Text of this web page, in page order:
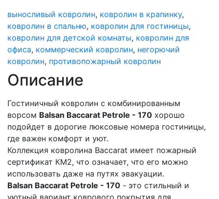
выносливый ковролин, ковролин в крапинку,
ковролин в спальню, ковролин для гостиницы,
ковролин для детской комнаты, ковролин для
офиса, коммерческий ковролин, негорючий
ковролин, противопожарный ковролин
Описание
Гостиничный ковролин с комбинированным
ворсом Balsan Baccarat Petrole - 170 хорошо
подойдет в дорогие люксовые номера гостиницы,
где важен комфорт и уют.
Коллекция ковролина Baccarat имеет пожарный
сертификат КМ2, что означает, что его можно
использовать даже на путях эвакуации.
Balsan Baccarat Petrole - 170 - это стильный и
уютный вариант коврового покрытия для